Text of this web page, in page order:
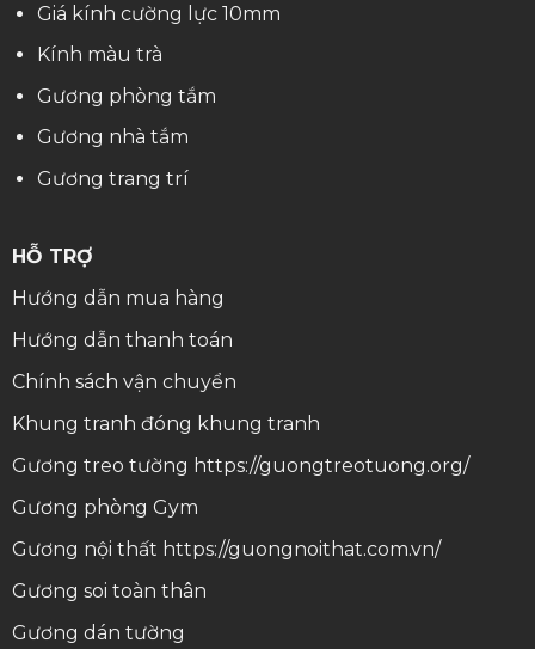
Giá kính cường lực 10mm
Kính màu trà
Gương phòng tắm
Gương nhà tắm
Gương trang trí
HỖ TRỢ
Hướng dẫn mua hàng
Hướng dẫn thanh toán
Chính sách vận chuyển
Khung tranh đóng khung tranh
Gương treo tường https://guongtreotuong.org/
Gương phòng Gym
Gương nội thất https://guongnoithat.com.vn/
Gương soi toàn thân
Gương dán tường